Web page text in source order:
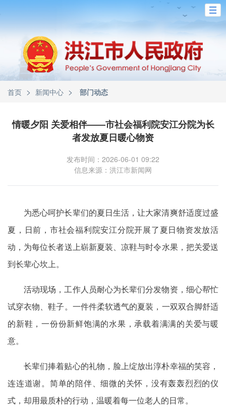
首页 > 新闻中心 > 部门动态
情暖夕阳 关爱相伴——市社会福利院安江分院为长
者发放夏日暖心物资
发布时间：2026-06-01 09:22
信息来源：洪江市新闻网
为悉心呵护长辈们的夏日生活，让大家清爽舒适度过盛
夏，日前，市社会福利院安江分院开展了夏日物资发放活
动，为每位长者送上崭新夏装、凉鞋与时令水果，把关爱送
到长辈心坎上。
活动现场，工作人员耐心为长辈们分发物资，细心帮忙
试穿衣物、鞋子。一件件柔软透气的夏装，一双双合脚舒适
的新鞋，一份份新鲜饱满的水果，承载着满满的关爱与暖
意。
长辈们捧着贴心的礼物，脸上绽放出淳朴幸福的笑容，
连连道谢。简单的陪伴、细微的关怀，没有轰轰烈烈的仪
式，却用最质朴的行动，温暖着每一位老人的日常。